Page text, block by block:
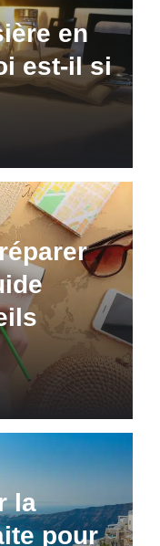
en
est-il si
la
pour